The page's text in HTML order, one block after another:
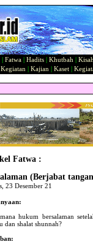
Fatwa Hadits Khutbah
Kajian Kaset|
Fatwa :
(Berjabat
23 Desember 21
hukum bersalaman
dan shalat shunnah?